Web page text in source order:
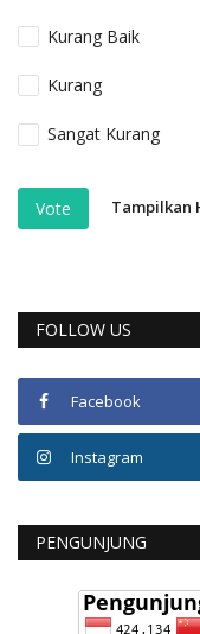
Kurang Baik
Kurang
Sangat Kurang
Vote Tampilkan
FOLLOW US
Facebook
Instagram
PENGUNJUNG